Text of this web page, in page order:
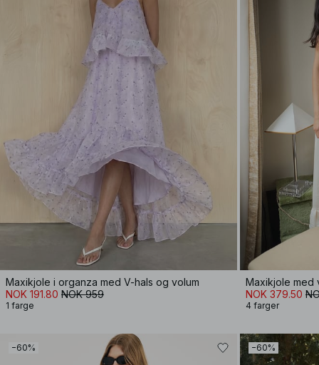
Maxikjole i organza med V-hals og volum
NOK 191.80 NOK 959
1 farge
Maxikjole med
NOK 379.50
4 farger
−60% −60%